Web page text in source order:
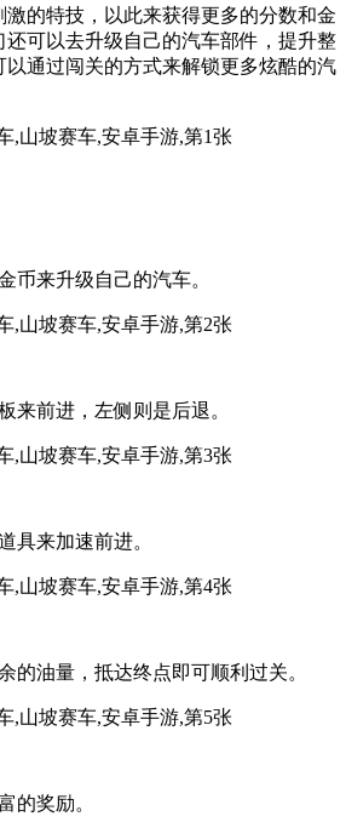
的特技，以此来获得更多的分数和金
可以去升级自己的汽车部件，提升整
通过闯关的方式来解锁更多炫酷的汽
币来升级自己的汽车。
来前进，左侧则是后退。
具来加速前进。
的油量，抵达终点即可顺利过关。
的奖励。